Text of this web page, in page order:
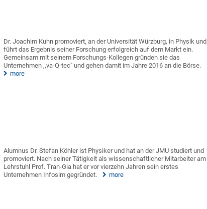
Dr. Joachim Kuhn promoviert, an der Universität Würzburg, in Physik und
führt das Ergebnis seiner Forschung erfolgreich auf dem Markt ein.
Gemeinsam mit seinem Forschungs-Kollegen gründen sie das
Unternehmen ,,va-Q-tec" und gehen damit im Jahre 2016 an die Börse.
more
Alumnus Dr. Stefan Köhler ist Physiker und hat an der JMU studiert und
promoviert. Nach seiner Tätigkeit als wissenschaftlicher Mitarbeiter am
Lehrstuhl Prof. Tran-Gia hat er vor vierzehn Jahren sein erstes
Unternehmen Infosim gegründet.
more